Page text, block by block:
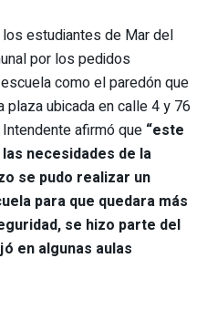
estudiantes de Mar del
por los pedidos
como el paredón que
ubicada en calle 4 y 76
afirmó que “este
necesidades de la
se pudo realizar un
para que quedara más
se hizo parte del
en algunas aulas